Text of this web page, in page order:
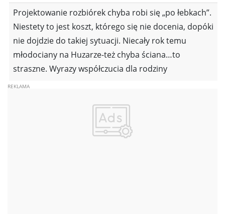
Projektowanie rozbiórek chyba robi się „po łebkach”.
Niestety to jest koszt, którego się nie docenia, dopóki
nie dojdzie do takiej sytuacji. Niecały rok temu
młodociany na Huzarze-też chyba ściana…to
straszne. Wyrazy współczucia dla rodziny